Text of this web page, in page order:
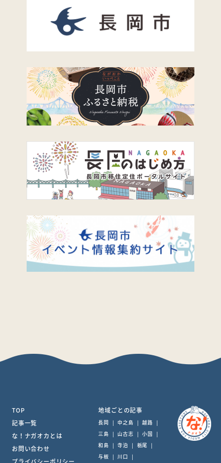
TOP
記事一覧
な！ナガオカとは
お問い合わせ
地域ごとの記事
長岡 | 中之島 | 越路 |
三島 | 山古志 | 小国
|
和島 | 寺泊 | 栃尾
|
与板 | 川口 |